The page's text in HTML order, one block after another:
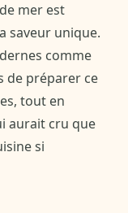
mer est
saveur unique.
comme
de préparer ce
tout en
aurait cru que
si